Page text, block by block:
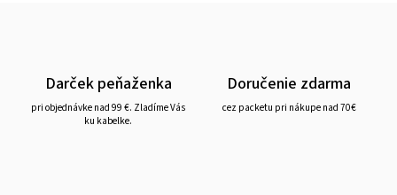
Darček peňaženka
pri objednávke nad 99 €. Zladíme Vás
ku kabelke.
Doručenie zdarma
cez packetu pri nákupe nad 70€